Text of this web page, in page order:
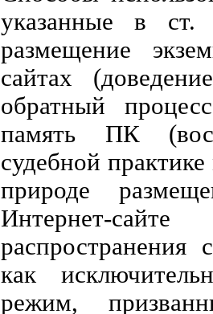
указанные в
размещение
сайтах
обратный
память ПК
судебной
природе
Интернет-
как
режим,